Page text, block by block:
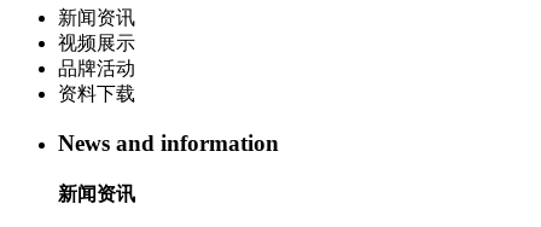
新闻资讯
视频展示
品牌活动
资料下载
News and information
新闻资讯